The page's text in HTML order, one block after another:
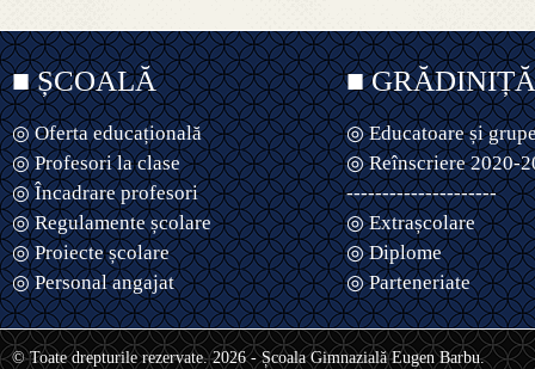
■ ȘCOALĂ
◎ Oferta educațională
◎ Profesori la clase
◎ Încadrare profesori
◎ Regulamente școlare
◎ Proiecte școlare
◎ Personal angajat
■ GRĂDINIȚĂ
◎ Educatoare și
◎ Reînscriere 2020-
---------------------
◎ Extrașcolare
◎ Diplome
◎ Parteneriate
© Toate drepturile rezervate. 2026 - Școala Gimnazială Eugen Barbu.